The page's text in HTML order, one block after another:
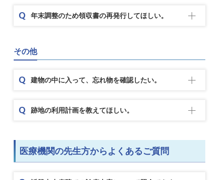
年末調整のため領収書の再発行してほしい。
その他
建物の中に入って、忘れ物を確認したい。
跡地の利用計画を教えてほしい。
医療機関の先生方からよくあるご質問